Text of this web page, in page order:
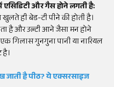
और गैस होने लगती है:
ही बेड-टी पीने की होती है।
है और उल्टी आने जैसा मन होने
गिलास गुनगुना पानी या नारियल
है पीठ? ये एक्सरसाइज